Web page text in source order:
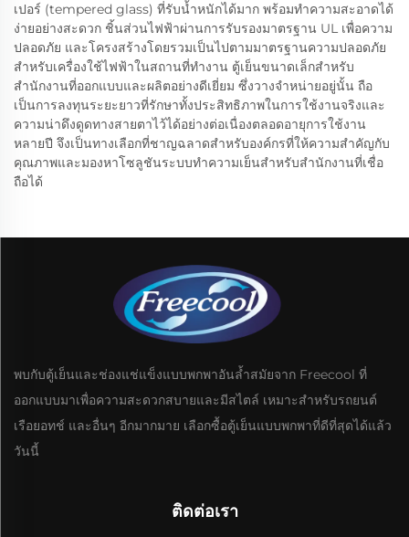
เปอร์ (tempered glass) ที่รับน้ำหนักได้มาก พร้อมทำความสะอาดได้
ง่ายอย่างสะดวก ชิ้นส่วนไฟฟ้าผ่านการรับรองมาตรฐาน UL เพื่อความ
ปลอดภัย และโครงสร้างโดยรวมเป็นไปตามมาตรฐานความปลอดภัย
สำหรับเครื่องใช้ไฟฟ้าในสถานที่ทำงาน ตู้เย็นขนาดเล็กสำหรับ
สำนักงานที่ออกแบบและผลิตอย่างดีเยี่ยม ซึ่งวางจำหน่ายอยู่นั้น ถือ
เป็นการลงทุนระยะยาวที่รักษาทั้งประสิทธิภาพในการใช้งานจริงและ
ความน่าดึงดูดทางสายตาไว้ได้อย่างต่อเนื่องตลอดอายุการใช้งาน
หลายปี จึงเป็นทางเลือกที่ชาญฉลาดสำหรับองค์กรที่ให้ความสำคัญกับ
คุณภาพและมองหาโซลูชันระบบทำความเย็นสำหรับสำนักงานที่เชื่อ
ถือได้
พบกับตู้เย็นและช่องแช่แข็งแบบพกพาอันล้ำสมัยจาก Freecool ที่
ออกแบบมาเพื่อความสะดวกสบายและมีสไตล์ เหมาะสำหรับรถยนต์
เรือยอทช์ และอื่นๆ อีกมากมาย เลือกซื้อตู้เย็นแบบพกพาที่ดีที่สุดได้แล้ว
วันนี้
ติดต่อเรา